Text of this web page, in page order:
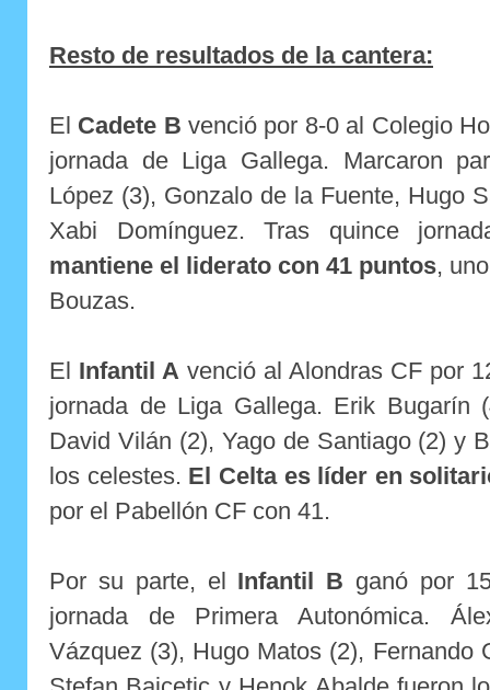
Resto de resultados de la cantera:
El Cadete B venció por 8-0 al Colegio
jornada de Liga Gallega. Marcaron
López (3), Gonzalo de la Fuente, Hugo
Xabi Domínguez. Tras quince
mantiene el liderato con 41 puntos,
Bouzas.
El Infantil A venció al Alondras CF por
jornada de Liga Gallega. Erik Bugarín
David Vilán (2), Yago de Santiago (2) y
los celestes. El Celta es líder en
por el Pabellón CF con 41.
Por su parte, el Infantil B ganó por
jornada de Primera Autonómica.
Vázquez (3), Hugo Matos (2), Fernando